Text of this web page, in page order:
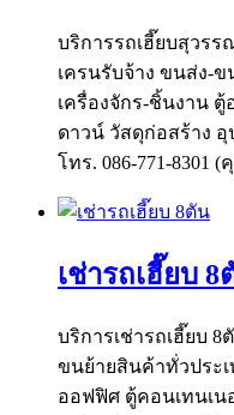
บริการรถเฮี๊ยบสุวร
เครนรับจ้าง ขนส่ง-
เครื่องจักร-ชิ้นงาน
ดาวน์ วัสดุก่อสร้าง
โทร. 086-771-8301
เช่ารถเฮี๊ยบ 8
บริการเช่ารถเฮี๊ยบ
ขนย้ายสินค้าทั่วประ
ออฟฟิศ ตู้คอนเทนเน